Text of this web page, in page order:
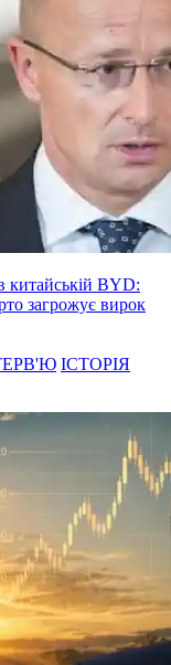
китайській BYD:
загрожує вирок
ІСТОРІЯ